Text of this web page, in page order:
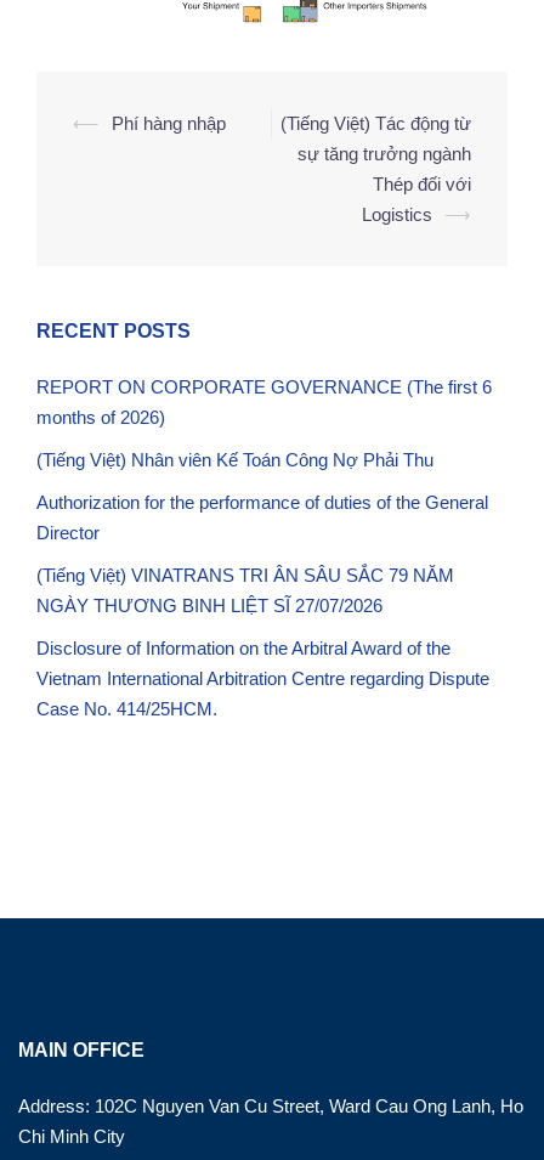
⟵ Phí hàng nhập
(Tiếng Việt) Tác động từ
sự tăng trưởng ngành
Thép đối với
Logistics
⟶
RECENT POSTS
REPORT ON CORPORATE GOVERNANCE (The first 6
months of 2026)
(Tiếng Việt) Nhân viên Kế Toán Công Nợ Phải Thu
Authorization for the performance of duties of the General
Director
(Tiếng Việt) VINATRANS TRI ÂN SÂU SẮC 79 NĂM
NGÀY THƯƠNG BINH LIỆT SĨ 27/07/2026
Disclosure of Information on the Arbitral Award of the
Vietnam International Arbitration Centre regarding Dispute
Case No. 414/25HCM.
MAIN OFFICE
Address: 102C Nguyen Van Cu Street, Ward Cau Ong Lanh, Ho
Chi Minh City